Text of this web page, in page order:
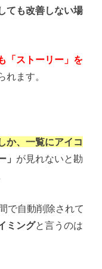
ても改善しない場
「ストーリー」を
れます。
か、一覧にアイコ
」 が見れないと勘
で自動削除されて
ミングと言うのは